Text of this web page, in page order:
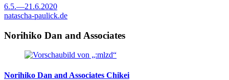
6.5.—21.6.2020
natascha-paulick.de
Norihiko Dan and Associates
Norihiko Dan and Associates Chikei